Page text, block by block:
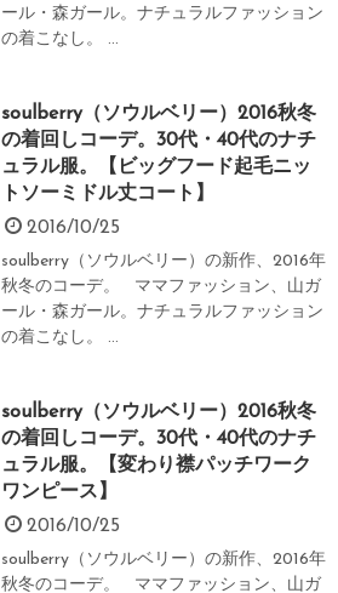
ール・森ガール。ナチュラルファッション
の着こなし。 ...
soulberry（ソウルベリー）2016秋冬
の着回しコーデ。30代・40代のナチ
ュラル服。【ビッグフード起毛ニッ
トソーミドル丈コート】
2016/10/25
soulberry（ソウルベリー）の新作、2016年
秋冬のコーデ。 ママファッション、山ガ
ール・森ガール。ナチュラルファッション
の着こなし。 ...
soulberry（ソウルベリー）2016秋冬
の着回しコーデ。30代・40代のナチ
ュラル服。【変わり襟パッチワーク
ワンピース】
2016/10/25
soulberry（ソウルベリー）の新作、2016年
秋冬のコーデ。 ママファッション、山ガ